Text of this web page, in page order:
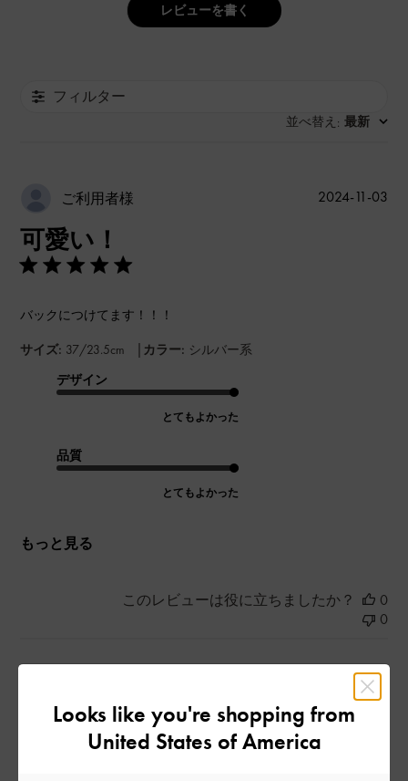
レビューを書く
フィルター
並べ替え : 最新
ご利用者様
可愛い！
バックにつけてます！！！
サイズ: 37/23.5cm | カラー: シルバー系
デザイン
とてもよかった
品質
とてもよかった
もっと見る
公
2024-11-03
このレビューは役に立ちましたか？
0
0
ひとめぼれ！！！！
2024-11-01
Looks like you're shopping from
United States of America